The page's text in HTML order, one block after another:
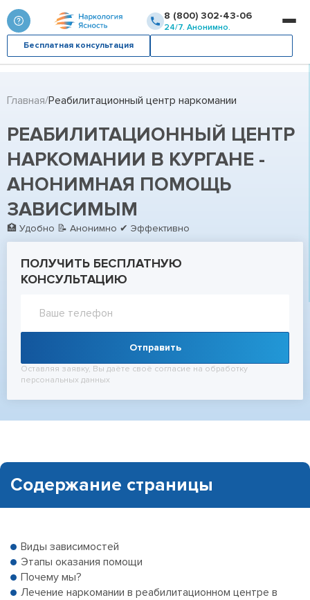
8 (800) 302-43-06
24/7. Анонимно.
Бесплатная консультация
Главная Реабилитационный центр наркомании
РЕАБИЛИТАЦИОННЫЙ ЦЕНТР
НАРКОМАНИИ В КУРГАНЕ -
АНОНИМНАЯ ПОМОЩЬ
ЗАВИСИМЫМ
🏥 Удобно 📝 Анонимно ✔ Эффективно
ПОЛУЧИТЬ БЕСПЛАТНУЮ
КОНСУЛЬТАЦИЮ
Отправить
Оставляя заявку, Вы даёте своё согласие на обработку
персональных данных
Содержание страницы
Виды зависимостей
Этапы оказания помощи
Почему мы?
Лечение наркомании в реабилитационном центре в